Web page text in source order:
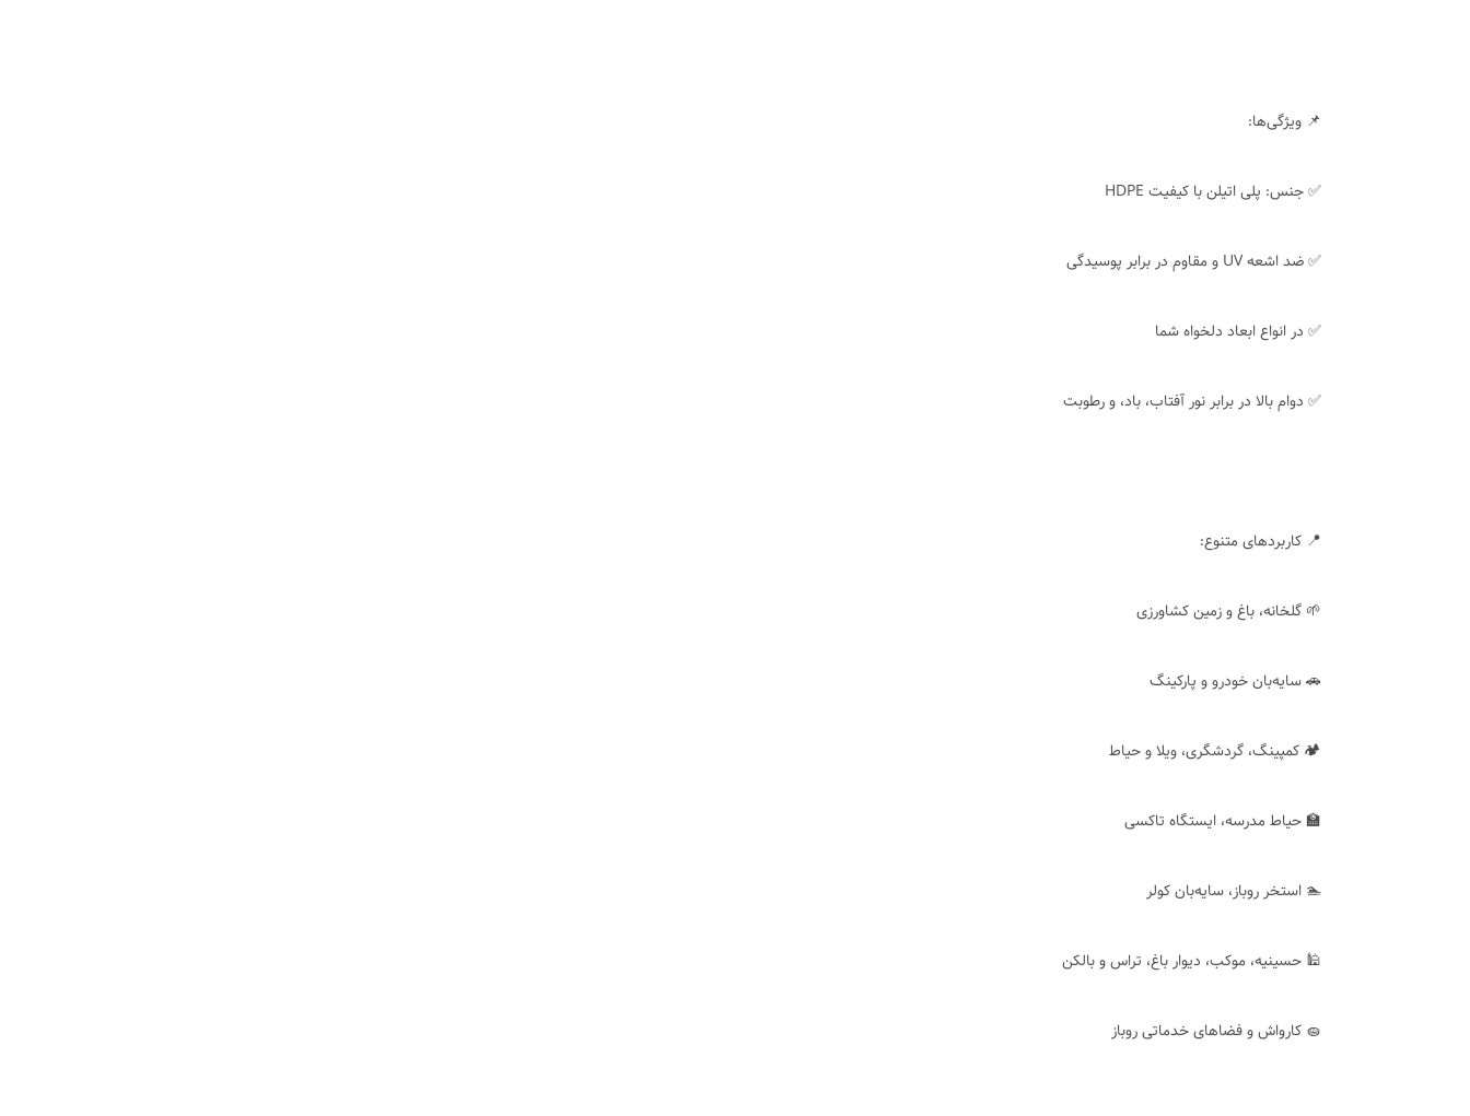
📌 ویژگی‌ها:
✅ جنس: پلی اتیلن با کیفیت HDPE
✅ ضد اشعه UV و مقاوم در برابر پوسیدگی
✅ در انواع ابعاد دلخواه شما
✅ دوام بالا در برابر نور آفتاب، باد، و رطوبت
📍 کاربردهای متنوع:
🌱 گلخانه، باغ و زمین کشاورزی
🚗 سایه‌بان خودرو و پارکینگ
🏕 کمپینگ، گردشگری، ویلا و حیاط
🏫 حیاط مدرسه، ایستگاه تاکسی
🏊 استخر روباز، سایه‌بان کولر
🕌 حسینیه، موکب، دیوار باغ، تراس و بالکن
🧽 کارواش و فضاهای خدماتی روباز